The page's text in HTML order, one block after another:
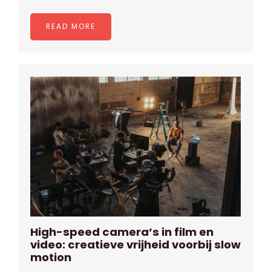
READ MORE
High-speed camera’s in film en
video: creatieve vrijheid voorbij slow
motion